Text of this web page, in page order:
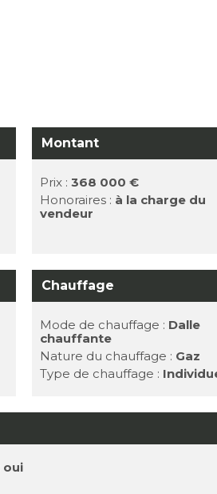
Montant
Prix : 368 000 €
Honoraires : à la charge du
vendeur
Chauffage
Mode de chauffage : Dalle
chauffante
Nature du chauffage : Gaz
Type de chauffage :
oui